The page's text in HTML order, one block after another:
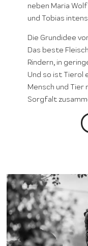
neben Maria
und Tobias
Die Grundidee
Das beste
Rindern, in
Und so ist Tierol
Mensch und
Sorgfalt